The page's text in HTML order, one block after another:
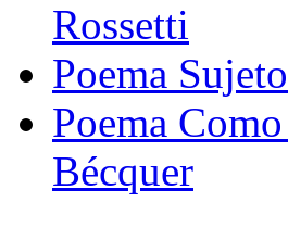
Rossetti
Poema
Poema
Bécquer